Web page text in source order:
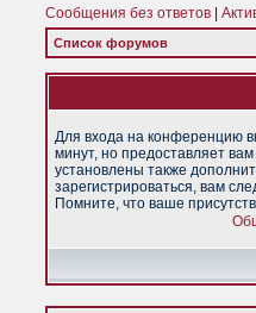
Сообщения без ответов
Список форумов
Для входа на конференцию
минут, но предоставляет
установлены также
зарегистрироваться, вам
Помните, что ваше